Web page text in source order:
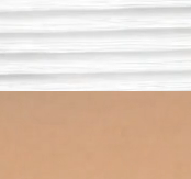
ネレーターで生成をクリ